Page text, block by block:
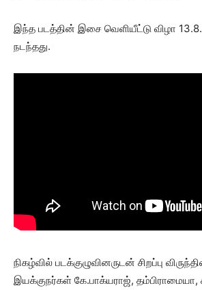
இந்த படத்தின் இசை வெளியீட்டு விழா
நடந்தது.
நிகழ்வில் படக்குழுவினருடன் சிறப்பு
இயக்குநர்கள் கே.பாக்யராஜ், தம்பிராமையா,